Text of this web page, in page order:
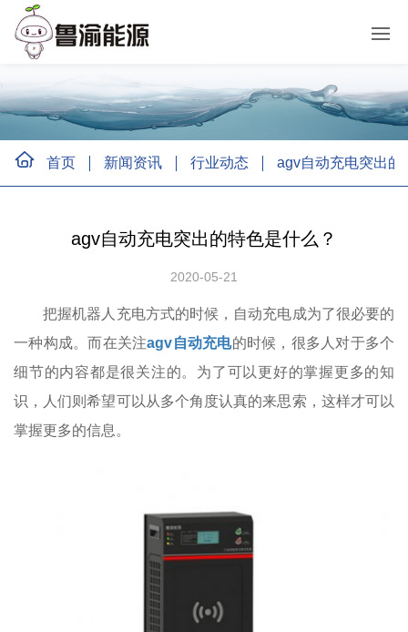
首页 新闻资讯 行业动态 agv自动充电突出的
agv自动充电突出的特色是什么？
2020-05-21
把握机器人充电方式的时候，自动充电成为了很必要的
一种构成。而在关注agv自动充电的时候，很多人对于多个
细节的内容都是很关注的。为了可以更好的掌握更多的知
识，人们则希望可以从多个角度认真的来思索，这样才可以
掌握更多的信息。